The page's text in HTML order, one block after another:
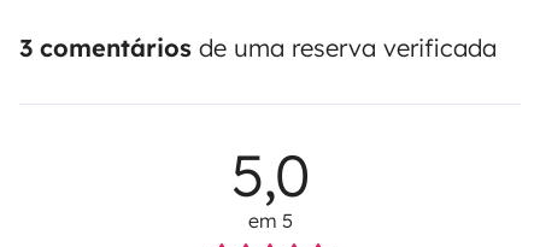
3 comentários de uma reserva verificada
5,0
em 5